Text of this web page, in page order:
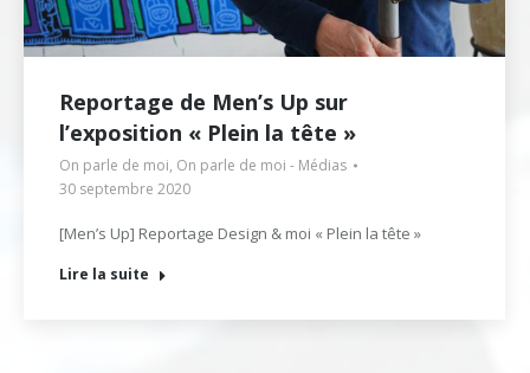
Reportage de Men’s Up sur
l’exposition « Plein la tête »
On parle de moi, On parle de moi - Médias
30 septembre 2020
[Men’s Up] Reportage Design & moi « Plein la tête »
Lire la suite